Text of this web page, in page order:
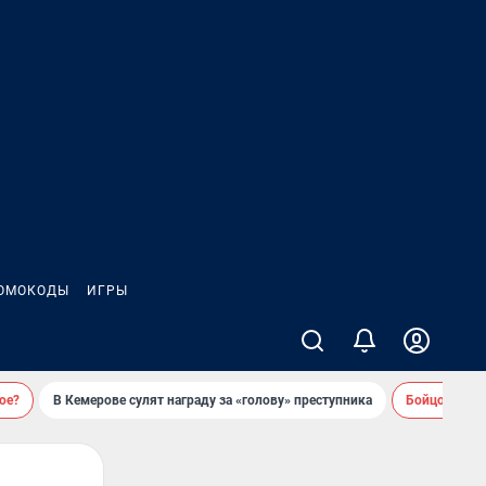
ИГРЫ
В Кемерове сулят награду за «голову» преступника Бойцовский